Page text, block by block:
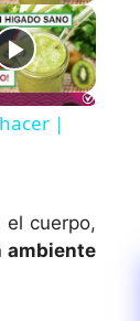
hacer |
cuerpo,
ambiente